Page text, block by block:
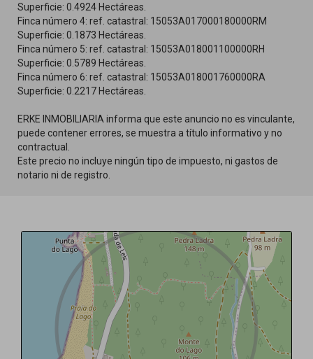
Superficie: 0.4924 Hectáreas.
Finca número 4: ref. catastral: 15053A017000180000RM
Superficie: 0.1873 Hectáreas.
Finca número 5: ref. catastral: 15053A018001100000RH
Superficie: 0.5789 Hectáreas.
Finca número 6: ref. catastral: 15053A018001760000RA
Superficie: 0.2217 Hectáreas.
ERKE INMOBILIARIA informa que este anuncio no es vinculante,
puede contener errores, se muestra a título informativo y no
contractual.
Este precio no incluye ningún tipo de impuesto, ni gastos de
notario ni de registro.